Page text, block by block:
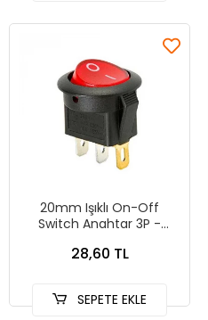
20mm Işıklı On-Off
Switch Anahtar 3P -
28,60 TL
SEPETE EKLE